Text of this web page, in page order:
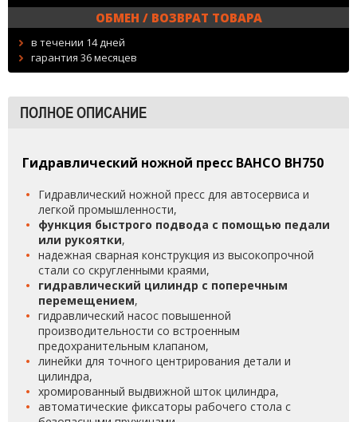
ОБМЕН / ВОЗВРАТ ТОВАРА
в течении 14 дней
гарантия 36 месяцев
ПОЛНОЕ ОПИСАНИЕ
Гидравлический ножной пресс BAHCO BH750
Гидравлический ножной пресс для автосервиса и
легкой промышленности,
функция быстрого подвода с помощью педали
или рукоятки,
надежная сварная конструкция из высокопрочной
стали со скругленными краями,
гидравлический цилиндр c поперечным
перемещением,
гидравлический насос повышенной
производительности со встроенным
предохранительным клапаном,
линейки для точного центрирования детали и
цилиндра,
хромированный выдвижной шток цилиндра,
автоматические фиксаторы рабочего стола с